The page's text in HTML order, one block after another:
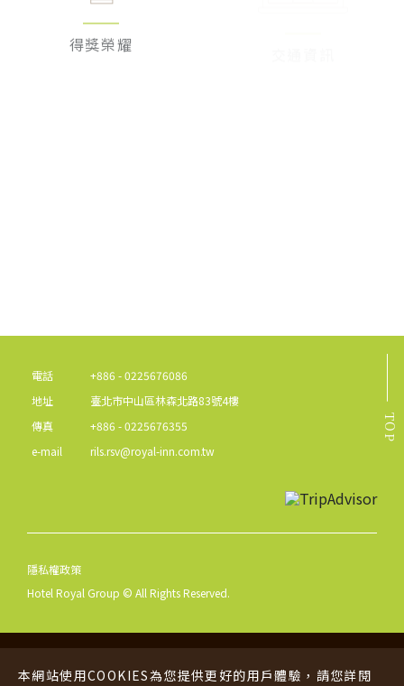
得獎榮耀
本網站使用COOKIES為您提供更好的用戶體驗，請您詳閱
TOP
電話
+886 - 0225676086
地址
臺北市中山區林森北路83號4樓
傳真
+886 - 0225676355
e-mail
rils.rsv@royal-inn.com.tw
隱私權政策
Hotel Royal Group © All Rights Reserved.